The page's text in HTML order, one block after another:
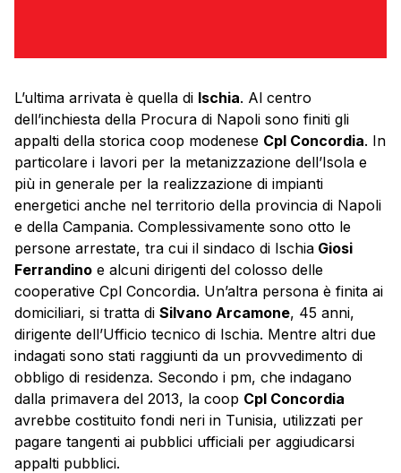
L’ultima arrivata è quella di Ischia. Al centro
dell’inchiesta della Procura di Napoli sono finiti gli
appalti della storica coop modenese Cpl Concordia. In
particolare i lavori per la metanizzazione dell’Isola e
più in generale per la realizzazione di impianti
energetici anche nel territorio della provincia di Napoli
e della Campania. Complessivamente sono otto le
persone arrestate, tra cui il sindaco di Ischia Giosi
Ferrandino e alcuni dirigenti del colosso delle
cooperative Cpl Concordia. Un’altra persona è finita ai
domiciliari, si tratta di Silvano Arcamone, 45 anni,
dirigente dell’Ufficio tecnico di Ischia. Mentre altri due
indagati sono stati raggiunti da un provvedimento di
obbligo di residenza. Secondo i pm, che indagano
dalla primavera del 2013, la coop Cpl Concordia
avrebbe costituito fondi neri in Tunisia, utilizzati per
pagare tangenti ai pubblici ufficiali per aggiudicarsi
appalti pubblici.